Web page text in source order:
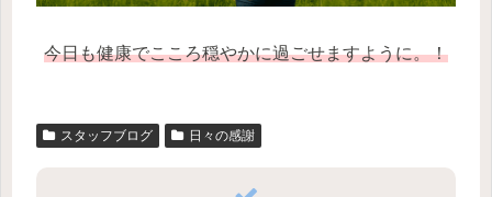
今日も健康でこころ穏やかに過ごせますように。！
スタッフブログ 日々の感謝